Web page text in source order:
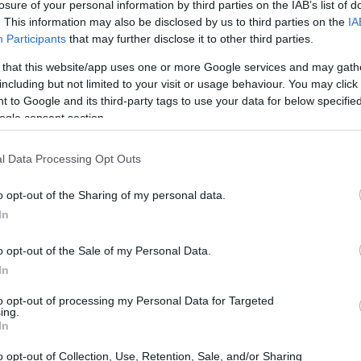
of your personal information by third parties on the IAB’s list of
This information may also be disclosed by us to third parties on the
Participants that may further disclose it to other third parties.
that this website/app uses one or more Google services and may
but not limited to your visit or usage behaviour. You may
to Google and its third-party tags to use your data for below
consent section.
Data Processing Opt Outs
opt-out of the Sharing of my personal data.
opt-out of the Sale of my Personal Data.
opt-out of processing my Personal Data for Targeted
opt-out of Collection, Use, Retention, Sale, and/or Sharing
λίρες (231 ευρώ) πηγαίνουν στη φιλανθρωπική
έντασης που αντιμετώπισε ο Ντεπ τα
κατά της πρώην συζύγου Άμπερ Χερντ. Οι 13
ακόμη και τατουάζ στο χέρι του.
του, μακριά από τα φώτα της δημοσιότητας,
ηθοποιός. Ωστόσο, η επιλογή της
άλλους.